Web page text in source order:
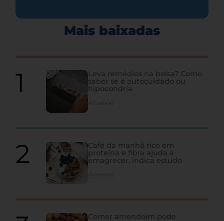
Mais baixadas
Leva remédios na bolsa? Como
saber se é autocuidado ou
hipocondria
Café da manhã rico em
proteína e fibra ajuda a
emagrecer, indica estudo
Comer amendoim pode